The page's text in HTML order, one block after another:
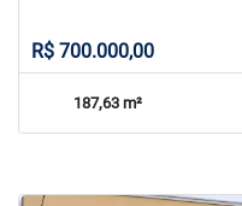
R$ 700.000,00
187,63 m²